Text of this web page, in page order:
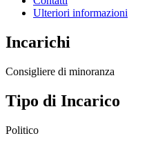
Ulteriori informazioni
Incarichi
Consigliere di minoranza
Tipo di Incarico
Politico